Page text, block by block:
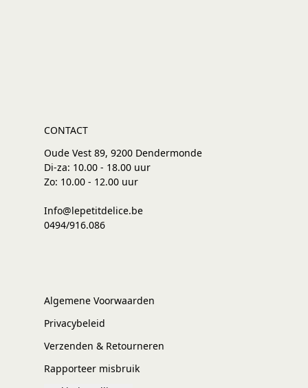
CONTACT
Oude Vest 89, 9200 Dendermonde
Di-za: 10.00 - 18.00 uur
Zo: 10.00 - 12.00 uur
Info@lepetitdelice.be
0494/916.086
Algemene Voorwaarden
Privacybeleid
Verzenden & Retourneren
Rapporteer misbruik